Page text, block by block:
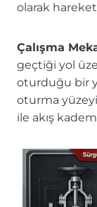
olarak
Çalışma
geçtiği yol
oturduğu bir
oturma
ile akış